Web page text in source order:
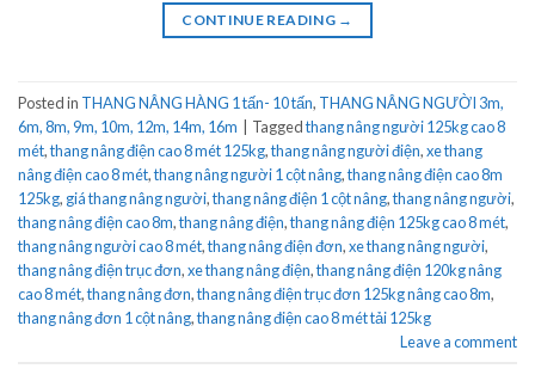
CONTINUE READING →
Posted in THANG NÂNG HÀNG 1 tấn- 10 tấn, THANG NÂNG NGƯỜI 3m,
6m, 8m, 9m, 10m, 12m, 14m, 16m
Taggedthang nâng người 125kg cao 8
mét,thang nâng điện cao 8 mét 125kg,thang nâng người điện,xe thang
nâng điện cao 8 mét,thang nâng người 1 cột nâng,thang nâng điện cao 8m
125kg, giá thang nâng người,thang nâng điện 1 cột nâng,thang nâng người,
thang nâng điện cao 8m,thang nâng điện,thang nâng điện 125kg cao 8 mét,
thang nâng người cao 8 mét,thang nâng điện đơn,xe thang nâng người,
thang nâng điện trục đơn,xe thang nâng điện,thang nâng điện 120kg nâng
cao 8 mét,thang nâng đơn,thang nâng điện trục đơn 125kg nâng cao 8m,
thang nâng đơn 1 cột nâng,thang nâng điện cao 8 mét tải 125kg
Leave a comment